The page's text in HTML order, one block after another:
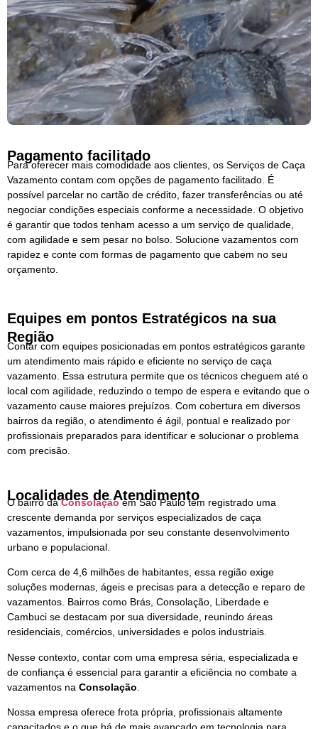
Pagamento facilitado
Para oferecer mais comodidade aos clientes, os Serviços de Caça
Vazamento contam com opções de pagamento facilitado. É
possível parcelar no cartão de crédito, fazer transferências ou até
negociar condições especiais conforme a necessidade. O objetivo
é garantir que todos tenham acesso a um serviço de qualidade,
com agilidade e sem pesar no bolso. Solucione vazamentos com
rapidez e conte com formas de pagamento que cabem no seu
orçamento.
Equipes em pontos Estratégicos na sua
Região
Contar com equipes posicionadas em pontos estratégicos garante
um atendimento mais rápido e eficiente no serviço de caça
vazamento. Essa estrutura permite que os técnicos cheguem até o
local com agilidade, reduzindo o tempo de espera e evitando que o
vazamento cause maiores prejuízos. Com cobertura em diversos
bairros da região, o atendimento é ágil, pontual e realizado por
profissionais preparados para identificar e solucionar o problema
com precisão.
Localidades de Atendimento
O bairro daConsolaçãoem São Paulo tem registrado uma
crescente demanda por serviços especializados de caça
vazamentos, impulsionada por seu constante desenvolvimento
urbano e populacional.
Com cerca de 4,6 milhões de habitantes, essa região exige
soluções modernas, ágeis e precisas para a detecção e reparo de
vazamentos. Bairros como Brás, Consolação, Liberdade e
Cambuci se destacam por sua diversidade, reunindo áreas
residenciais, comércios, universidades e polos industriais.
Nesse contexto, contar com uma empresa séria, especializada e
de confiança é essencial para garantir a eficiência no combate a
vazamentos na Consolação
Nossa empresa oferece frota própria, profissionais altamente